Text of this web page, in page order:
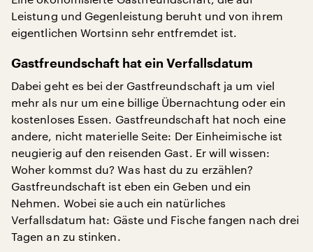
Leistung und Gegenleistung beruht und von ihrem
eigentlichen Wortsinn sehr entfremdet ist.
Gastfreundschaft hat ein Verfallsdatum
Dabei geht es bei der Gastfreundschaft ja um viel
mehr als nur um eine billige Übernachtung oder ein
kostenloses Essen. Gastfreundschaft hat noch eine
andere, nicht materielle Seite: Der Einheimische ist
neugierig auf den reisenden Gast. Er will wissen:
Woher kommst du? Was hast du zu erzählen?
Gastfreundschaft ist eben ein Geben und ein
Nehmen. Wobei sie auch ein natürliches
Verfallsdatum hat: Gäste und Fische fangen nach drei
Tagen an zu stinken.